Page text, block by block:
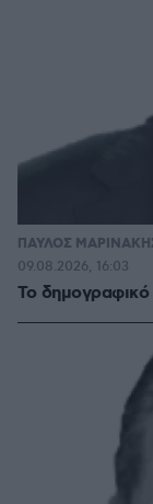
ΠΑΥΛΟΣ
Το δημογραφικό
09.08.2026, 16:03